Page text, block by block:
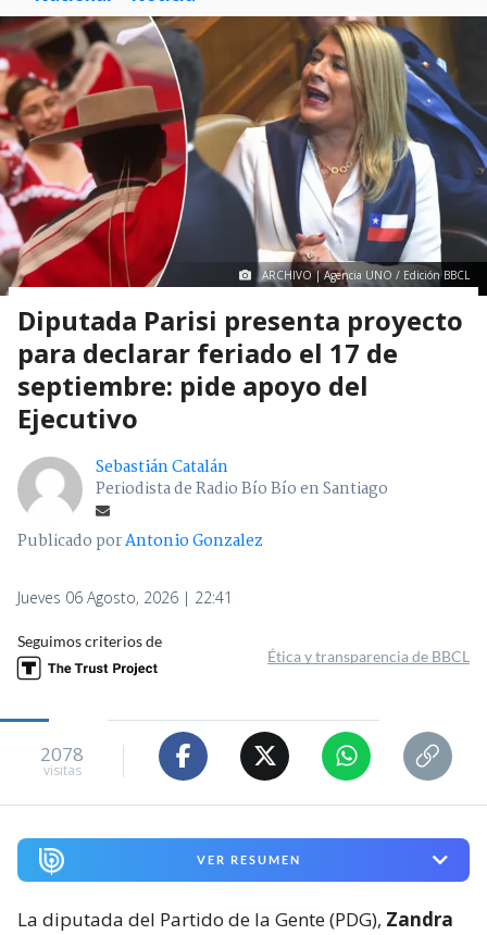
ARCHIVO | Agencia UNO / Edición BBCL
Diputada Parisi presenta proyecto
para declarar feriado el 17 de
septiembre: pide apoyo del
Ejecutivo
Sebastián Catalán
Periodista de Radio Bío Bío en Santiago
Publicado porAntonio Gonzalez
Jueves 06 Agosto, 2026 | 22:41
Seguimos criterios de
Ética y transparencia de BBCL
2078
visitas
VER RESUMEN
La diputada del Partido de la Gente (PDG), Zandra